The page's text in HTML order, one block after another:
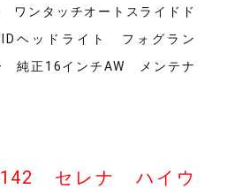
ンタッチオートスライドド
ヘッドライト フォグラン
純正16インチAW メンテナ
セレナ ハイウ